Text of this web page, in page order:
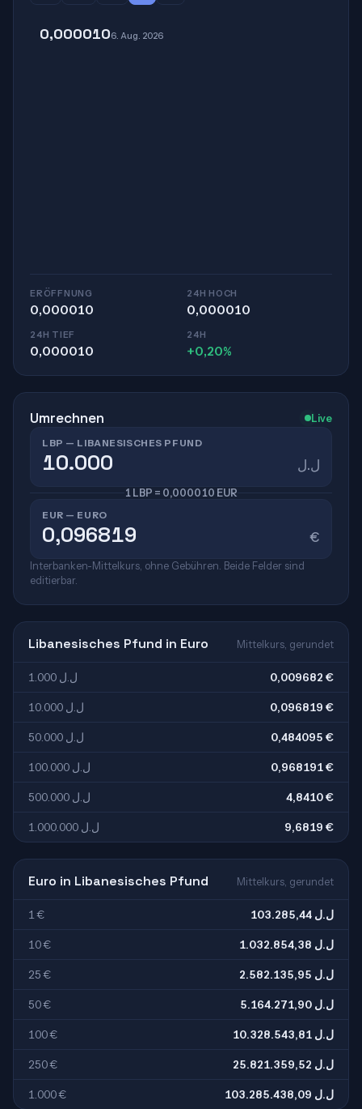
0,0000106. Aug. 2026
ERÖFFNUNG
0,000010
24H HOCH
0,000010
24H TIEF
0,000010
24H
+0,20%
Umrechnen Live
LBP — LIBANESISCHES PFUND
ل.ل
1 LBP = 0,000010 EUR
EUR — EURO
€
Interbanken-Mittelkurs, ohne Gebühren. Beide Felder sind
editierbar.
Libanesisches Pfund in Euro Mittelkurs, gerundet
1.000 ل.ل 0,009682 €
10.000 ل.ل 0,096819 €
50.000 ل.ل 0,484095 €
100.000 ل.ل 0,968191 €
500.000 ل.ل 4,8410 €
1.000.000 ل.ل 9,6819 €
Euro in Libanesisches Pfund Mittelkurs, gerundet
1 € 103.285,44 ل.ل
10 € 1.032.854,38 ل.ل
25 € 2.582.135,95 ل.ل
50 € 5.164.271,90 ل.ل
100 € 10.328.543,81 ل.ل
250 € 25.821.359,52 ل.ل
1.000 € 103.285.438,09 ل.ل